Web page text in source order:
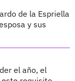
de la Espriella
y sus
el año, el